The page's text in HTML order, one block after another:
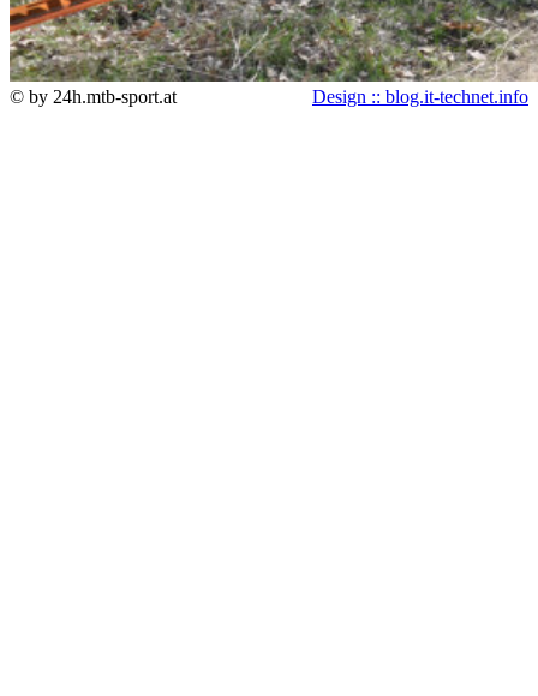
© by 24h.mtb-sport.at Design :: blog.it-technet.info